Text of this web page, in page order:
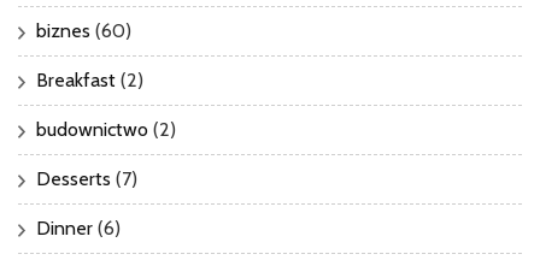
biznes (60)
Breakfast (2)
budownictwo (2)
Desserts (7)
Dinner (6)